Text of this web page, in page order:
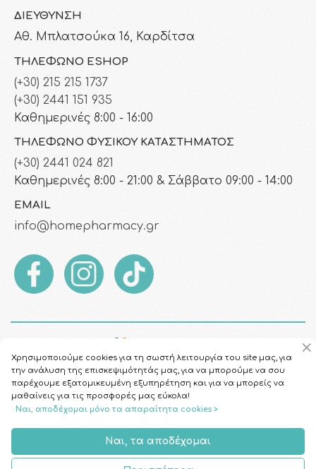
ΔΙΕΎΘΥΝΣΗ
Αθ. Μπλατσούκα 16, Καρδίτσα
ΤΗΛΈΦΩΝΟ ESHOP
(+30) 215 215 1737
(+30) 2441 151 935
Καθημερινές 8:00 - 16:00
ΤΗΛΈΦΩΝΟ ΦΥΣΙΚΟΎ ΚΑΤΑΣΤΉΜΑΤΟΣ
(+30) 2441 024 821
Καθημερινές 8:00 - 21:00 & Σάββατο 09:00 - 14:00
EMAIL
info@homepharmacy.gr
Χρησιμοποιούμε cookies για τη σωστή λειτουργία του site μας, για
την ανάλυση της επισκεψιμότητάς μας, για να μπορούμε να σου
παρέχουμε εξατομικευμένη εξυπηρέτηση και για να μπορείς να
μαθαίνεις για τις προσφορές μας εύκολα!
Ναι, αποδέχομαι μόνο τα απαραίτητα cookies >
Ναι, τα αποδέχομαι